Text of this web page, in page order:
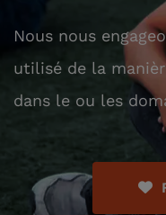
Nous nous
utilisé de la
dans le ou les